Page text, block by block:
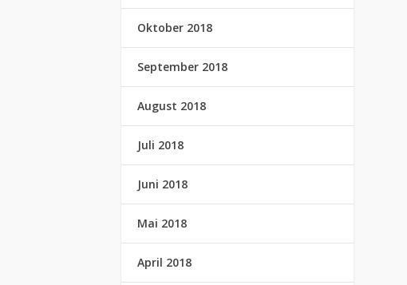
Oktober 2018
September 2018
August 2018
Juli 2018
Juni 2018
Mai 2018
April 2018